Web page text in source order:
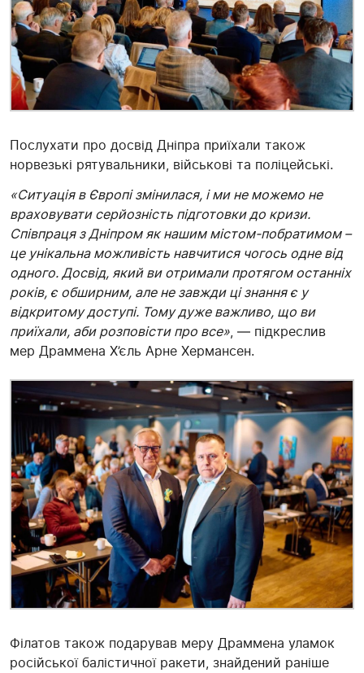
Послухати про досвід Дніпра приїхали також
норвезькі рятувальники, військові та поліцейські.
«Ситуація в Європі змінилася, і ми не можемо не
враховувати серйозність підготовки до кризи.
Співпраця з Дніпром як нашим містом-побратимом –
це унікальна можливість навчитися чогось одне від
одного. Досвід, який ви отримали протягом останніх
років, є обширним, але не завжди ці знання є у
відкритому доступі. Тому дуже важливо, що ви
приїхали, аби розповісти про все», — підкреслив
мер Драммена Х’єль Арне Хермансен.
Філатов також подарував меру Драммена уламок
російської балістичної ракети, знайдений раніше